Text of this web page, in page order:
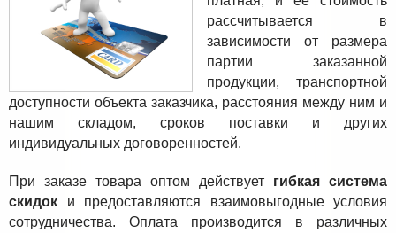
рассчитывается в
зависимости от размера
партии заказанной
продукции, транспортной
доступности объекта заказчика, расстояния между ним и
нашим складом, сроков поставки и других
индивидуальных договоренностей.
При заказе товара оптом действует гибкая система
скидок и предоставляются взаимовыгодные условия
сотрудничества. Оплата производится в различных